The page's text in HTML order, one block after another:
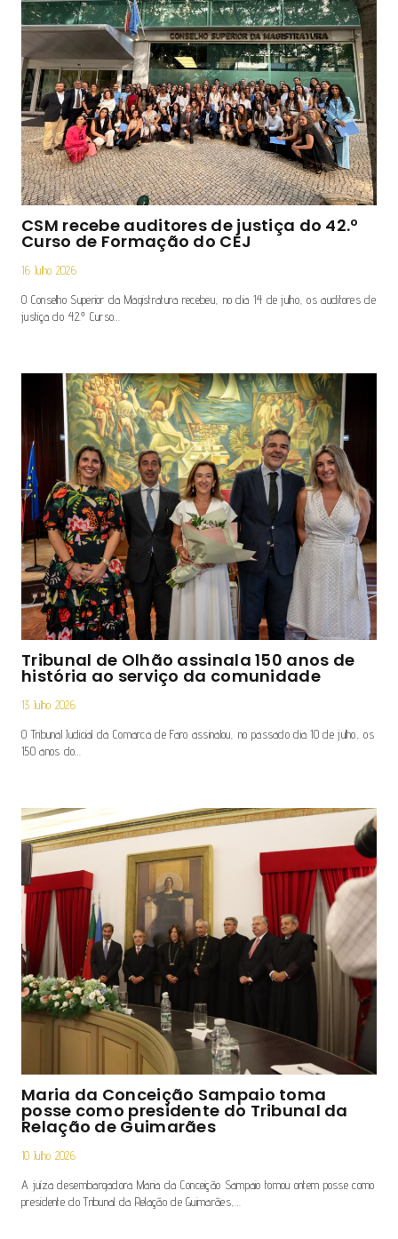
CSM recebe auditores de justiça do 42.º
Curso de Formação do CEJ
16 Julho 2026
O Conselho Superior da Magistratura recebeu, no dia 14 de julho, os auditores de
justiça do 42.º Curso…
Tribunal de Olhão assinala 150 anos de
história ao serviço da comunidade
13 Julho 2026
O Tribunal Judicial da Comarca de Faro assinalou, no passado dia 10 de julho, os
150 anos do…
Maria da Conceição Sampaio toma
posse como presidente do Tribunal da
Relação de Guimarães
10 Julho 2026
A juíza desembargadora Maria da Conceição Sampaio tomou ontem posse como
presidente do Tribunal da Relação de Guimarães,…